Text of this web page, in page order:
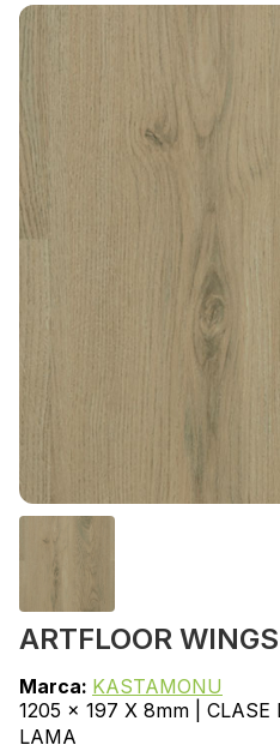
ARTFLOOR
Marca: KASTAMONU
1205 x 197 X 8mm | CLASE
LAMA